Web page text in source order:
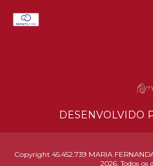
DESENVOLVIDO
Copyright 45.452.739 MARIA
2026. Todos os